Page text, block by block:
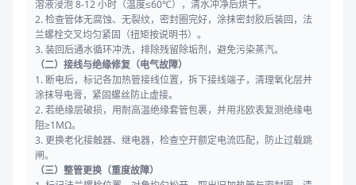
溶液浸泡 8-12 小时（温度≤60℃），清水冲净后烘干。
2. 检查管体无腐蚀、无裂纹，密封圈完好，涂抹密封胶后装回，法
兰螺栓交叉均匀紧固（扭矩按说明书）。
3. 装回后通水循环冲洗，排除残留除垢剂，避免污染蒸汽。
（二）接线与绝缘修复（电气故障）
1. 断电后，标记各加热管接线位置，拆下接线端子，清理氧化层并
涂抹导电膏，紧固螺丝防止虚接。
2. 若绝缘层破损，用耐高温绝缘套管包裹，并用兆欧表复测绝缘电
阻≥1MΩ。
3. 更换老化接触器、继电器，检查空开额定电流匹配，防止过载跳
闸。
（三）整管更换（重度故障）